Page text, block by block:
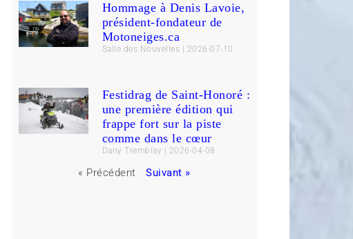
Hommage à Denis Lavoie,
président-fondateur de
Motoneiges.ca
Salle des Nouvelles 2026-07-10
Festidrag de Saint-Honoré :
une première édition qui
frappe fort sur la piste
comme dans le cœur
Dany Tremblay 2026-04-08
« Précédent Suivant »